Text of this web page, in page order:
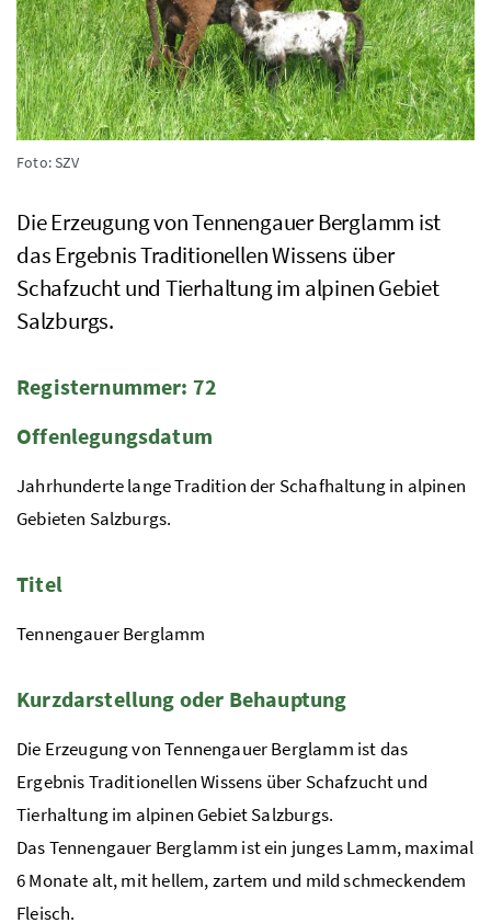
Foto: SZV
Die Erzeugung von Tennengauer Berglamm ist
das Ergebnis Traditionellen Wissens über
Schafzucht und Tierhaltung im alpinen Gebiet
Salzburgs.
Registernummer: 72
Offenlegungsdatum
Jahrhunderte lange Tradition der Schafhaltung in alpinen
Gebieten Salzburgs.
Titel
Tennengauer Berglamm
Kurzdarstellung oder Behauptung
Die Erzeugung von Tennengauer Berglamm ist das
Ergebnis Traditionellen Wissens über Schafzucht und
Tierhaltung im alpinen Gebiet Salzburgs.
Das Tennengauer Berglamm ist ein junges Lamm, maximal
6 Monate alt, mit hellem, zartem und mild schmeckendem
Fleisch.